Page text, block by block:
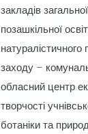
закладів
позашкільної
заходу –
обласний центр
творчості
ботаніки та